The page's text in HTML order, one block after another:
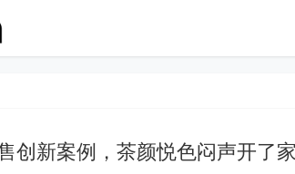
创新案例，茶颜悦色闷声开了